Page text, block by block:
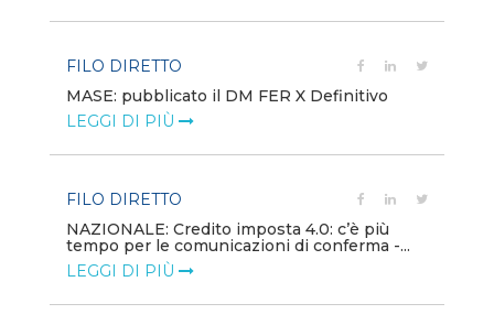
FILO DIRETTO
MASE: pubblicato il DM FER X Definitivo
LEGGI DI PIÙ
FILO DIRETTO
NAZIONALE: Credito imposta 4.0: c’è più
tempo per le comunicazioni di conferma -...
LEGGI DI PIÙ